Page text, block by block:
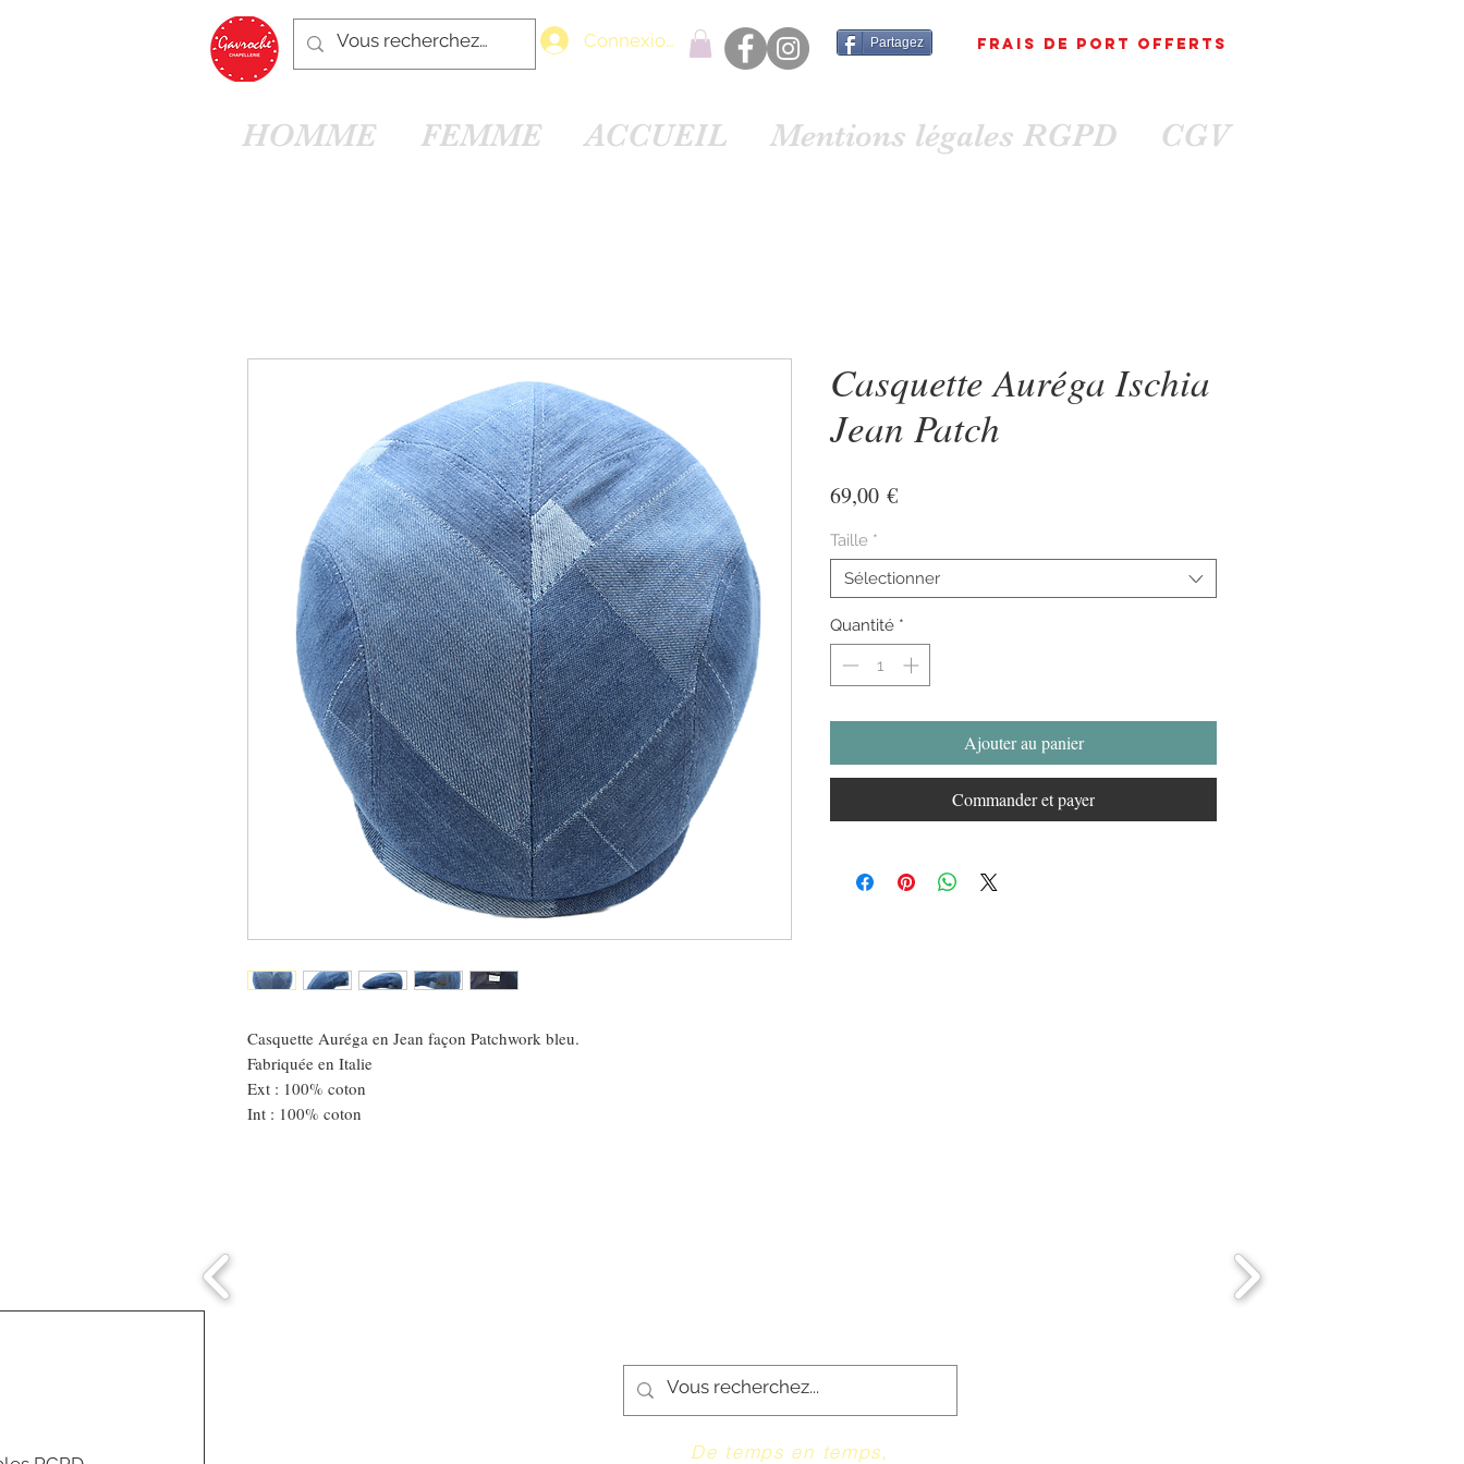
Connexion Partagez FRAIS DE PORT OFFErts
HOMME FEMME ACCUEIL Mentions légales RGPD CGV
Casquette Auréga en Jean façon Patchwork bleu.
Fabriquée en Italie
Ext : 100% coton
Int : 100% coton
Casquette Auréga Ischia
Jean Patch
69,00 €Prix
Taille *
Sélectionner
Quantité *
Ajouter au panier
Commander et payer
De temps en temps,